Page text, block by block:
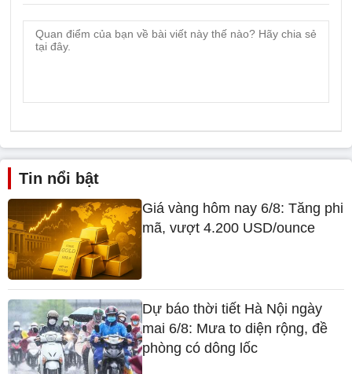
Tin nổi bật
Giá vàng hôm nay 6/8: Tăng phi
mã, vượt 4.200 USD/ounce
Dự báo thời tiết Hà Nội ngày
mai 6/8: Mưa to diện rộng, đề
phòng có dông lốc